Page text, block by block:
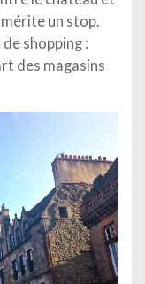
un stop.
shopping :
des magasins